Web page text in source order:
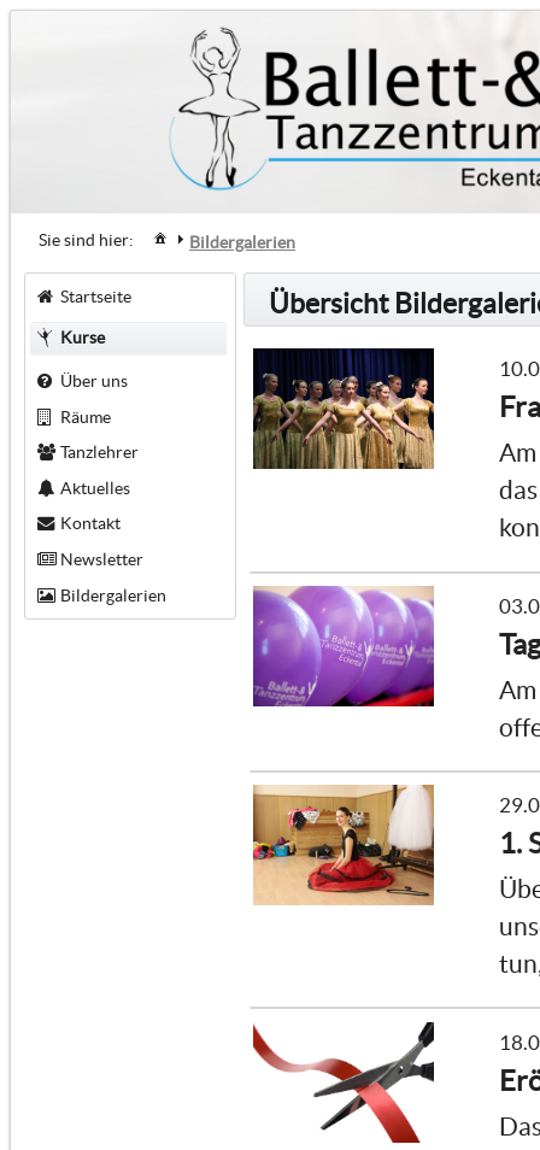
Sie sind hier: Bildergalerien
Startseite
Kurse
Über uns
Räume
Tanzlehrer
Aktuelles
Kontakt
Newsletter
Bildergalerien
Übersicht
1.